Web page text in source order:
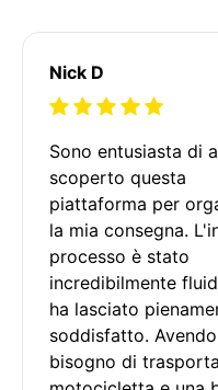
Nick D
Sono entusiasta di
scoperto questa
piattaforma per
la mia consegna.
processo è stato
incredibilmente
ha lasciato
soddisfatto. Avendo
bisogno di